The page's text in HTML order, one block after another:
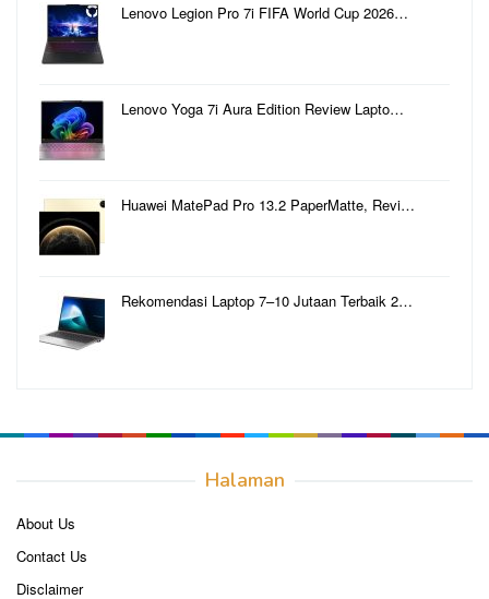
Lenovo Legion Pro 7i FIFA World Cup 2026…
Lenovo Yoga 7i Aura Edition Review Lapto…
Huawei MatePad Pro 13.2 PaperMatte, Revi…
Rekomendasi Laptop 7–10 Jutaan Terbaik 2…
Halaman
About Us
Contact Us
Disclaimer